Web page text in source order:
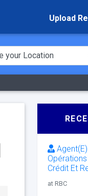
Upload
Crédit Et
at RBC